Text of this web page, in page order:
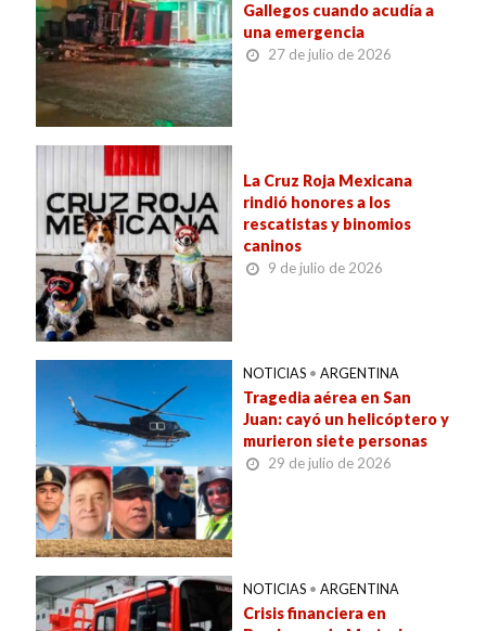
Gallegos cuando acudía a
una emergencia
27 de julio de 2026
La Cruz Roja Mexicana
rindió honores a los
rescatistas y binomios
caninos
9 de julio de 2026
NOTICIAS • ARGENTINA
Tragedia aérea en San
Juan: cayó un helicóptero y
murieron siete personas
29 de julio de 2026
NOTICIAS • ARGENTINA
Crisis financiera en